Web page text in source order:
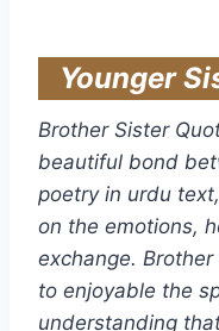
Younger
Brother Sister
beautiful bond
poetry in urdu
on the emotions,
exchange.
to enjoyable the
understanding